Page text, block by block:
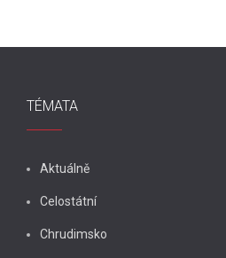
TÉMATA
Aktuálně
Celostátní
Chrudimsko